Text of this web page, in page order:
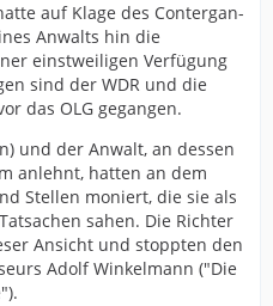
auf Klage des Contergan-
Anwalts hin die
einstweiligen Verfügung
sind der WDR und die
das OLG gegangen.
und der Anwalt, an dessen
anlehnt, hatten an dem
Stellen moniert, die sie als
sahen. Die Richter
Ansicht und stoppten den
Adolf Winkelmann ("Die